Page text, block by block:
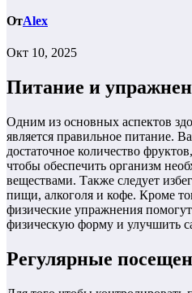
ОтAlex
Окт 10, 2025
Питание и
Одним из основных аспектов
является правильное питание.
достаточное количество
чтобы обеспечить организм
веществами. Также следует
пищи, алкоголя и кофе. Кроме
физические упражнения
физическую форму и улучшить
Регулярные